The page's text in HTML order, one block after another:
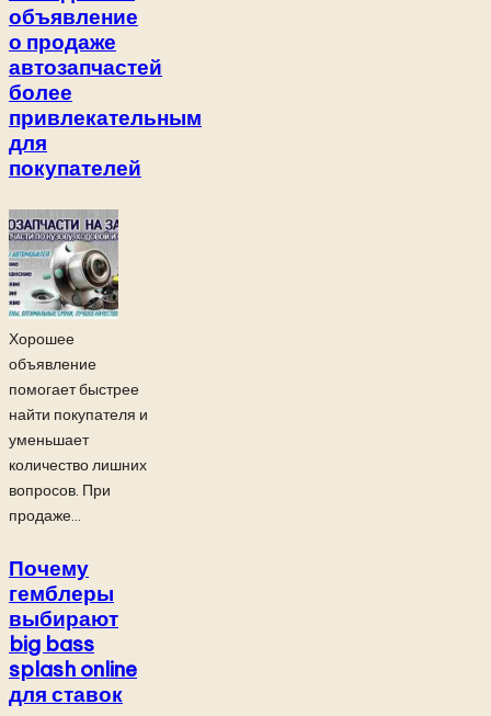
объявление
о продаже
автозапчастей
более
привлекательным
для
покупателей
Хорошее
объявление
помогает быстрее
найти покупателя и
уменьшает
количество лишних
вопросов. При
продаже...
Почему
гемблеры
выбирают
big bass
splash online
для ставок